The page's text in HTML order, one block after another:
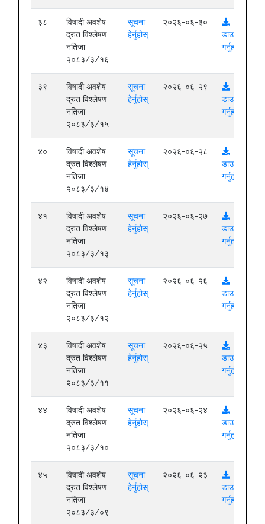
३८
विषादी अवशेष
द्रुत विश्लेषण
नतिजा
२०८३/३/१६
सूचना
हेर्नुहोस्
२०२६-०६-३०
डाउनलोड
गर्नुहोस्
३९
विषादी अवशेष
द्रुत विश्लेषण
नतिजा
२०८३/३/१५
सूचना
हेर्नुहोस्
२०२६-०६-२९
डाउनलोड
गर्नुहोस्
४०
विषादी अवशेष
द्रुत विश्लेषण
नतिजा
२०८३/३/१४
सूचना
हेर्नुहोस्
२०२६-०६-२८
डाउनलोड
गर्नुहोस्
४१
विषादी अवशेष
द्रुत विश्लेषण
नतिजा
२०८३/३/१३
सूचना
हेर्नुहोस्
२०२६-०६-२७
डाउनलोड
गर्नुहोस्
४२
विषादी अवशेष
द्रुत विश्लेषण
नतिजा
२०८३/३/१२
सूचना
हेर्नुहोस्
२०२६-०६-२६
डाउनलोड
गर्नुहोस्
४३
विषादी अवशेष
द्रुत विश्लेषण
नतिजा
२०८३/३/११
सूचना
हेर्नुहोस्
२०२६-०६-२५
डाउनलोड
गर्नुहोस्
४४
विषादी अवशेष
द्रुत विश्लेषण
नतिजा
२०८३/३/१०
सूचना
हेर्नुहोस्
२०२६-०६-२४
डाउनलोड
गर्नुहोस्
४५
विषादी अवशेष
द्रुत विश्लेषण
नतिजा
२०८३/३/०९
सूचना
हेर्नुहोस्
२०२६-०६-२३
डाउनलोड
गर्नुहोस्